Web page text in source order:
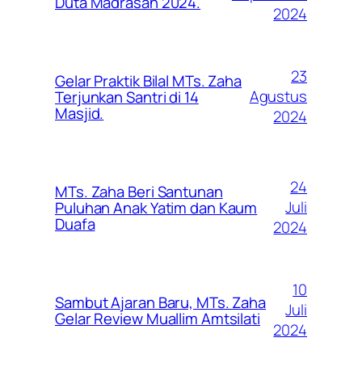
2024
Gelar Praktik Bilal MTs. Zaha
Terjunkan Santri di 14
Masjid.
23
Agustus
2024
MTs. Zaha Beri Santunan
Puluhan Anak Yatim dan Kaum
Duafa
24
Juli
2024
Sambut Ajaran Baru, MTs. Zaha
Gelar Review Muallim Amtsilati
10
Juli
2024